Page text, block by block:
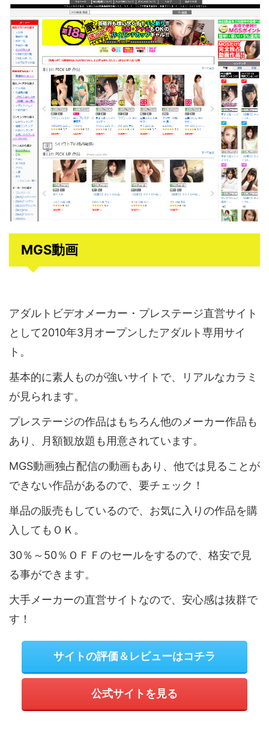
MGS動画
アダルトビデオメーカー・プレステージ直営サイト
として2010年3月オープンしたアダルト専用サイ
ト。
基本的に素人ものが強いサイトで、リアルなカラミ
が見られます。
プレステージの作品はもちろん他のメーカー作品も
あり、月額観放題も用意されています。
MGS動画独占配信の動画もあり、他では見ることが
できない作品があるので、要チェック！
単品の販売もしているので、お気に入りの作品を購
入してもＯＫ。
30％～50％ＯＦＦのセールをするので、格安で見
る事ができます。
大手メーカーの直営サイトなので、安心感は抜群で
す！
サイトの評価＆レビューはコチラ
公式サイトを見る